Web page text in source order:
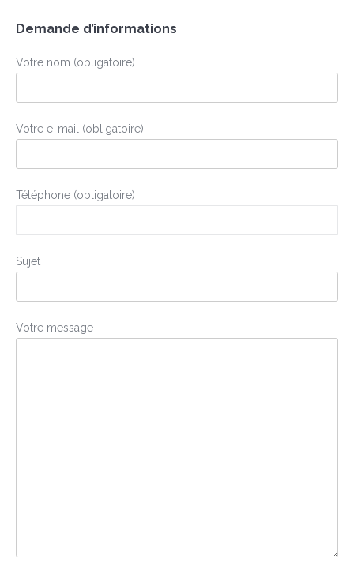
Demande d’informations
Votre nom (obligatoire)
Votre e-mail (obligatoire)
Téléphone (obligatoire)
Sujet
Votre message